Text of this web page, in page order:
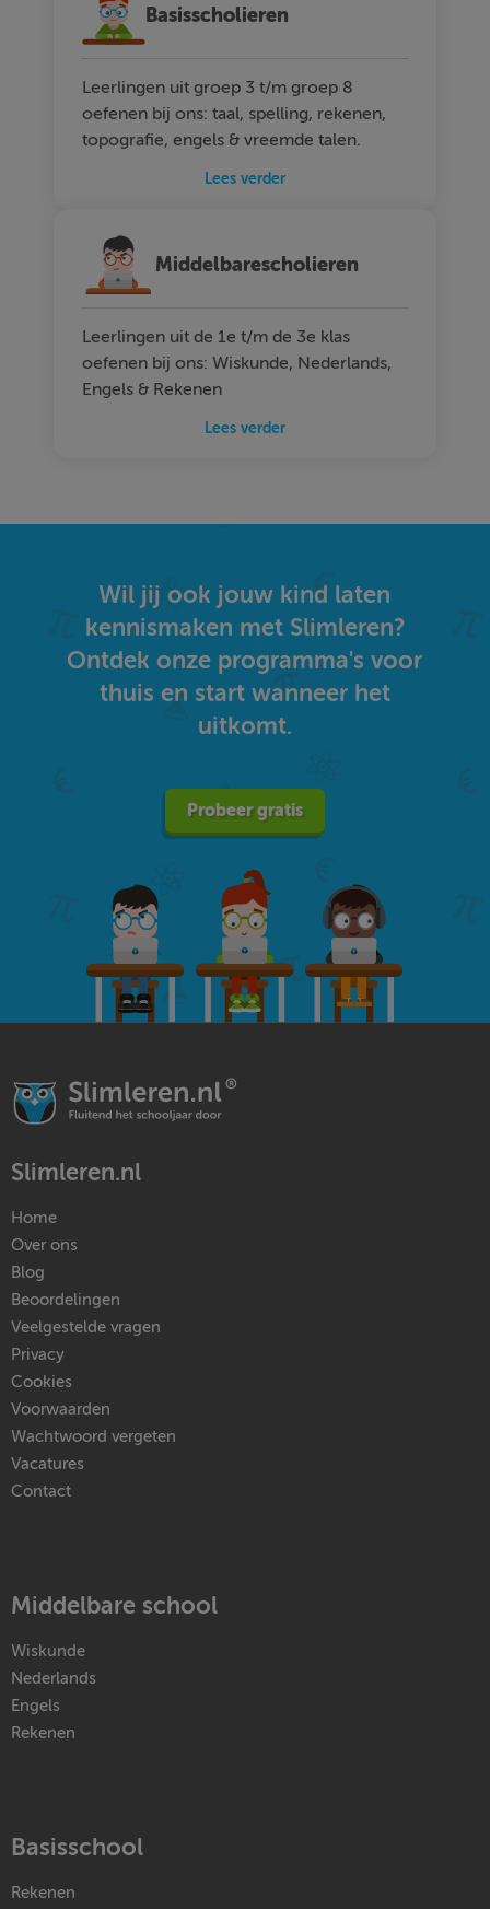
Basisscholieren
Leerlingen uit groep 3 t/m groep 8
oefenen bij ons: taal, spelling, rekenen,
topografie, engels & vreemde talen.
Lees verder
Middelbarescholieren
Leerlingen uit de 1e t/m de 3e klas
oefenen bij ons: Wiskunde, Nederlands,
Engels & Rekenen
Lees verder
Wil jij ook jouw kind laten
kennismaken met Slimleren?
Ontdek onze programma's voor
thuis en start wanneer het
uitkomt.
Probeer gratis
Slimleren.nl
Home
Over ons
Blog
Beoordelingen
Veelgestelde vragen
Privacy
Cookies
Voorwaarden
Wachtwoord vergeten
Vacatures
Contact
Middelbare school
Wiskunde
Nederlands
Engels
Rekenen
Basisschool
Rekenen